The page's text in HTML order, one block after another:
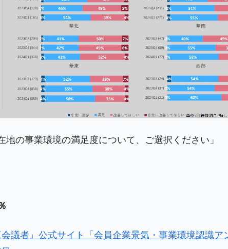
地の事業環境の満足度について、ご選択ください」
会議者』公式サイト「会員企業景気・事業環境認識ア